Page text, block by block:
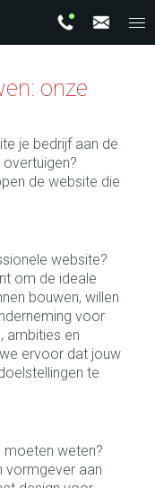
onze
je bedrijf aan de
de website die
website?
om de ideale
bouwen, willen
voor
ambities en
ervoor dat jouw
te
moeten weten?
vormgever aan